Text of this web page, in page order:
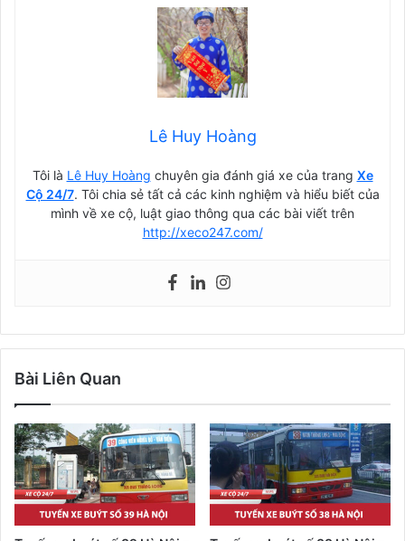
Lê Huy Hoàng
Tôi là Lê Huy Hoàng chuyên gia đánh giá xe của trang Xe
Cộ 24/7. Tôi chia sẻ tất cả các kinh nghiệm và hiểu biết của
mình về xe cộ, luật giao thông qua các bài viết trên
http://xeco247.com/
Bài Liên Quan